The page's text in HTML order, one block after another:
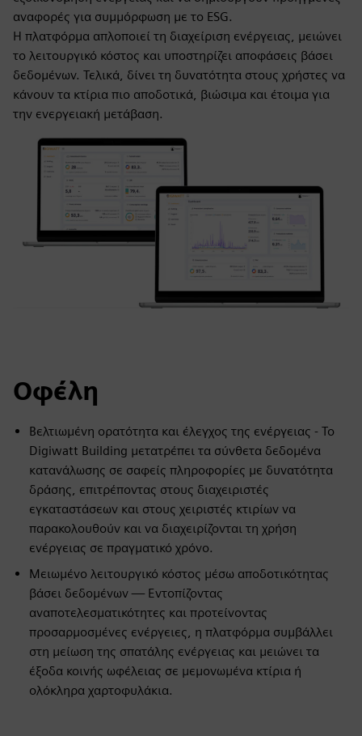
αναφορές για συμμόρφωση με το ESG.
Η πλατφόρμα απλοποιεί τη διαχείριση ενέργειας, μειώνει
το λειτουργικό κόστος και υποστηρίζει αποφάσεις βάσει
δεδομένων. Τελικά, δίνει τη δυνατότητα στους χρήστες να
κάνουν τα κτίρια πιο αποδοτικά, βιώσιμα και έτοιμα για
την ενεργειακή μετάβαση.
Οφέλη
Βελτιωμένη ορατότητα και έλεγχος της ενέργειας - Το
Digiwatt Building μετατρέπει τα σύνθετα δεδομένα
κατανάλωσης σε σαφείς πληροφορίες με δυνατότητα
δράσης, επιτρέποντας στους διαχειριστές
εγκαταστάσεων και στους χειριστές κτιρίων να
παρακολουθούν και να διαχειρίζονται τη χρήση
ενέργειας σε πραγματικό χρόνο.
Μειωμένο λειτουργικό κόστος μέσω αποδοτικότητας
βάσει δεδομένων — Εντοπίζοντας
αναποτελεσματικότητες και προτείνοντας
προσαρμοσμένες ενέργειες, η πλατφόρμα συμβάλλει
στη μείωση της σπατάλης ενέργειας και μειώνει τα
έξοδα κοινής ωφέλειας σε μεμονωμένα κτίρια ή
ολόκληρα χαρτοφυλάκια.